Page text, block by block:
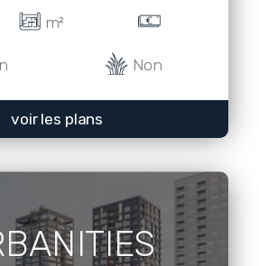
m²
Non
voir les plans